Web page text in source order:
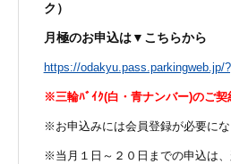
ク）
月極のお申込は▼こちらから
https://odakyu.pass.parkingweb.jp/
※三輪ﾊﾞｲｸ(白・青ナンバー)のご契
※お申込みには会員登録が必要に
※当月１日～２０日までの申込は